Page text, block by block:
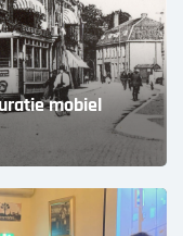
mobiel